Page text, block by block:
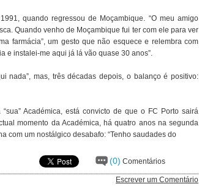
quando regressou de Moçambique. “O meu amigo
Quando venho de Moçambique fui ter com ele para ver
farmácia”, um gesto que não esquece e relembra com
e instalei-me aqui já lá vão quase 30 anos”.
nada”, mas, três décadas depois, o balanço é positivo:
Académica, está convicto de que o FC Porto sairá
momento da Académica, há quatro anos na segunda
com um nostálgico desabafo: “Tenho saudades do
(0) Comentários
Escrever um Comentário